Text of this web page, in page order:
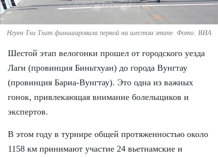
О ГАЗЕТЕ «НЯНЗАН»
ENGLISH
ESPAÑOL
Нгуен Тхи Тхат финишировала первой на шестом этапе. Фото: ВИА
Шестой этап велогонки прошел от городского уезда
Лаги (провинция Биньтхуан) до города Вунгтау
(провинция Бариа-Вунгтау). Это одна из важных
гонок, привлекающая внимание болельщиков и
экспертов.
В этом году в турнире общей протяженностью около
1158 км принимают участие 24 вьетнамские и